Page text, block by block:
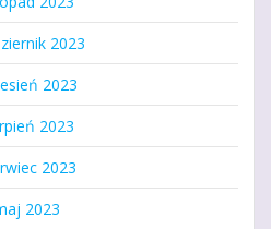
2023
2023
2023
2023
2023